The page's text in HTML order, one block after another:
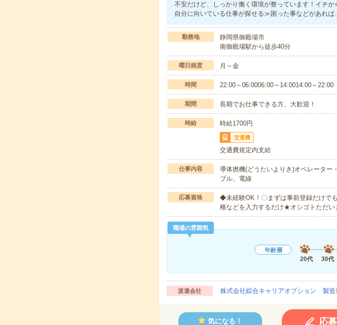
不安だけど、しっかり働く環境が整っています！イチ
自分に向いている仕事が探せる≫困った事などがあれば
勤務地
静岡県御殿場市
南御殿場駅から徒歩40分
曜日頻度 月～金
時間 22:00～06:0006:00～14:0014:00～22:00
期間 長期でお仕事できる方、大歓迎！
時給 時給1700円
交通費
交通費規定内支給
仕事内容
導体撚機(どうたいよりき)オペレーター
ブル、電線
応募資格
◆未経験OK！〇まずは事前登録だけで
種などを入力するだけ★オシゴトただ
職場の雰囲気
年齢層
20代
30代
派遣会社 株式会社綜合キャリアオプション 製造
気になる！ 応